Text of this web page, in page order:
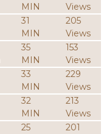
MIN
Views
31
MIN
205
Views
35
MIN
153
Views
33
MIN
229
Views
32
MIN
213
Views
25
201